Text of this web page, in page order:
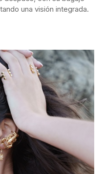
una visión integrada.